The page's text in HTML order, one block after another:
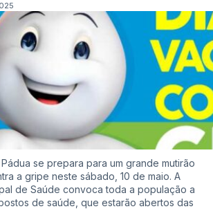
se prepara para um grande mutirão
a gripe neste sábado, 10 de maio. A
de Saúde convoca toda a população a
de saúde, que estarão abertos das